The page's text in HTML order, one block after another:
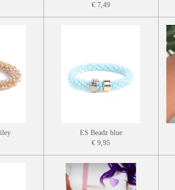
€ 7,49
ES Beadz blue
€ 9,95